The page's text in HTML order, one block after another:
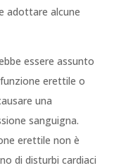
adottare alcune
essere assunto
erettile o
una
sanguigna.
erettile non è
di disturbi cardiaci